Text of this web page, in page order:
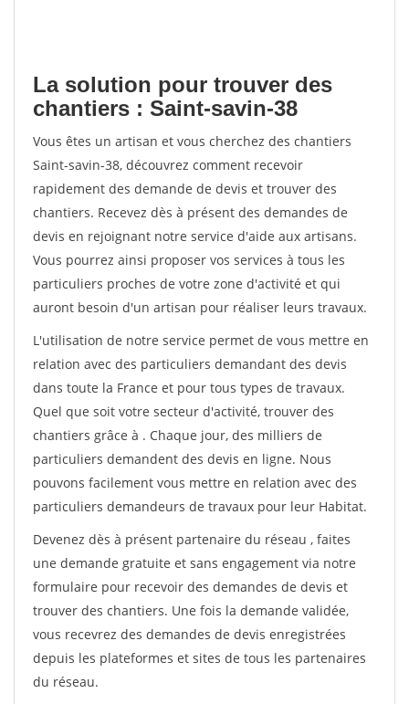
La solution pour trouver des
chantiers : Saint-savin-38
Vous êtes un artisan et vous cherchez des chantiers
Saint-savin-38, découvrez comment recevoir
rapidement des demande de devis et trouver des
chantiers. Recevez dès à présent des demandes de
devis en rejoignant notre service d'aide aux artisans.
Vous pourrez ainsi proposer vos services à tous les
particuliers proches de votre zone d'activité et qui
auront besoin d'un artisan pour réaliser leurs travaux.
L'utilisation de notre service permet de vous mettre en
relation avec des particuliers demandant des devis
dans toute la France et pour tous types de travaux.
Quel que soit votre secteur d'activité, trouver des
chantiers grâce à . Chaque jour, des milliers de
particuliers demandent des devis en ligne. Nous
pouvons facilement vous mettre en relation avec des
particuliers demandeurs de travaux pour leur Habitat.
Devenez dès à présent partenaire du réseau , faites
une demande gratuite et sans engagement via notre
formulaire pour recevoir des demandes de devis et
trouver des chantiers. Une fois la demande validée,
vous recevrez des demandes de devis enregistrées
depuis les plateformes et sites de tous les partenaires
du réseau.